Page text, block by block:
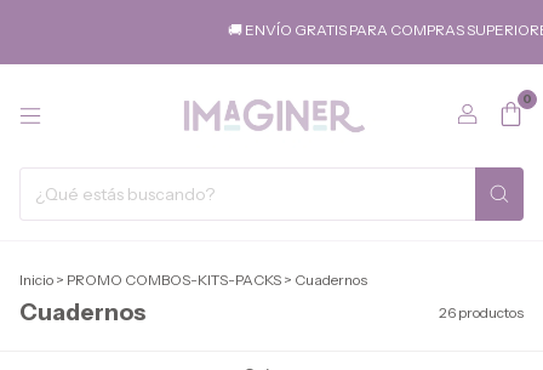
🚚 ENVÍO GRATIS PARA COMPRAS SUPERIORES
0
Inicio > PROMO COMBOS-KITS-PACKS > Cuadernos
Cuadernos 26 productos